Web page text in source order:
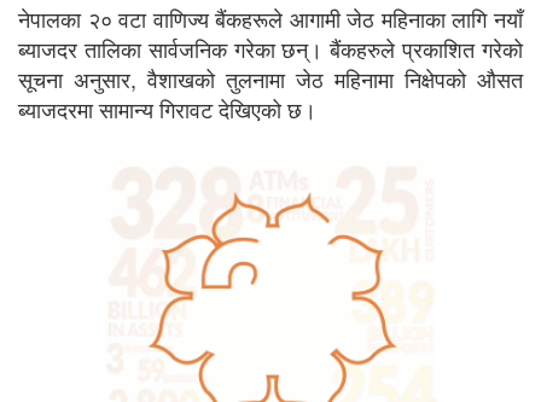
नेपालका २० वटा वाणिज्य बैंकहरूले आगामी जेठ महिनाका लागि नयाँ
ब्याजदर तालिका सार्वजनिक गरेका छन्। बैंकहरुले प्रकाशित गरेको
सूचना अनुसार, वैशाखको तुलनामा जेठ महिनामा निक्षेपको औसत
ब्याजदरमा सामान्य गिरावट देखिएको छ।